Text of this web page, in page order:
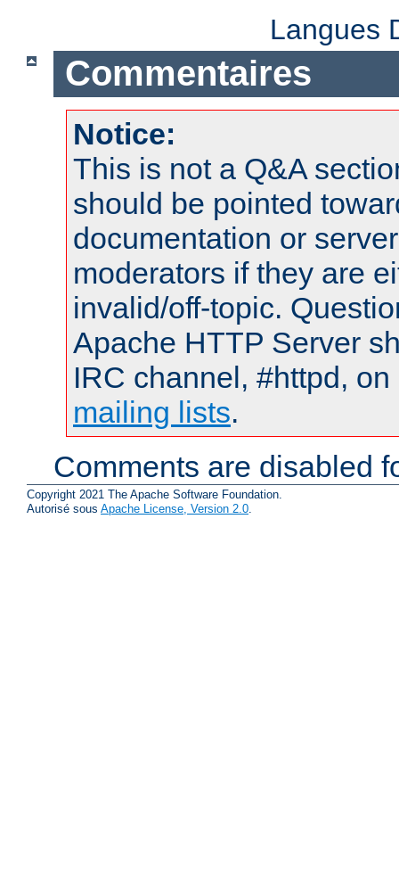
Langues
Commentaires
Notice:
This is not a Q&A
should be pointed
documentation or
moderators if they are
invalid/off-topic.
Apache HTTP Server
IRC channel, #httpd,
mailing lists.
Comments are disabled
Copyright 2021 The Apache Software Foundation.
Autorisé sous Apache License, Version 2.0